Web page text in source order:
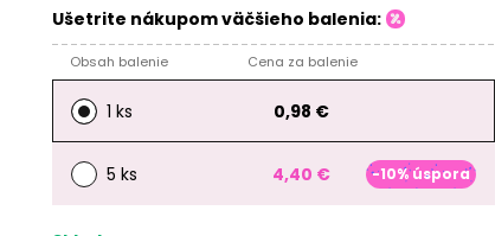
Ušetrite nákupom väčšieho balenia:
Obsah balenie Cena za balenie
1 ks 0,98 €
5 ks 4,40 € -10% úspora